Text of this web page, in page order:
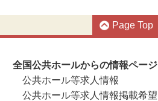
Page Top
全国公共ホールからの情報ページ
公共ホール等求人情報
公共ホール等求人情報掲載希望